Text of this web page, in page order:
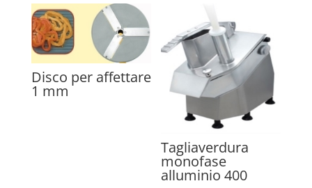
Disco per affettare
1 mm
Tagliaverdura
monofase
alluminio 400